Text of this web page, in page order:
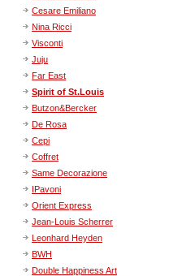
Cesare Emiliano
Nina Ricci
Visconti
Juju
Far East
Spirit of St.Louis
Butzon&Bercker
De Rosa
Cepi
Coffret
Same Decorazione
IPavoni
Orient Express
Jean-Louis Scherrer
Leonhard Heyden
BWH
Double Happiness Art